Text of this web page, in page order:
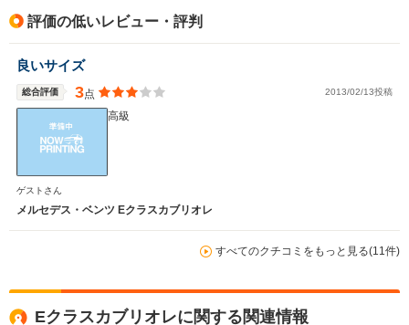
評価の低いレビュー・評判
良いサイズ
総合評価 3点 2013/02/13投稿
高級
ゲストさん
メルセデス・ベンツ Eクラスカブリオレ
すべてのクチコミをもっと見る(11件)
Eクラスカブリオレに関する関連情報